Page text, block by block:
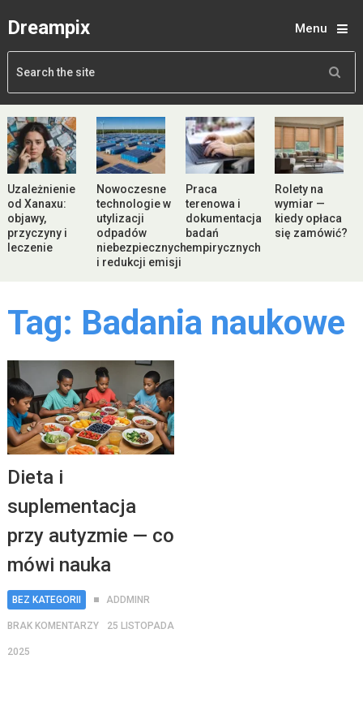
Dreampix Menu
Uzależnienie
od Xanaxu:
objawy,
przyczyny i
leczenie
Nowoczesne
technologie w
utylizacji
odpadów
niebezpiecznych
i redukcji emisji
Praca
terenowa i
dokumentacja
badań
empirycznych
Rolety na
wymiar —
kiedy opłaca
się zamówić?
Tag: Badania naukowe
Dieta i
suplementacja
przy autyzmie — co
mówi nauka
BEZ KATEGORII ADDMINR
BRAK KOMENTARZY 25 LISTOPADA
2025